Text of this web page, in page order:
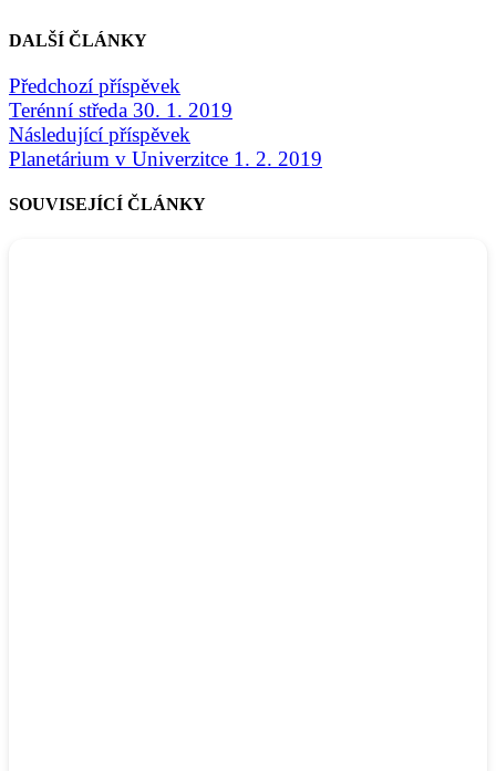
DALŠÍ ČLÁNKY
Předchozí příspěvek
Terénní středa 30. 1. 2019
Následující příspěvek
Planetárium v Univerzitce 1. 2. 2019
SOUVISEJÍCÍ ČLÁNKY